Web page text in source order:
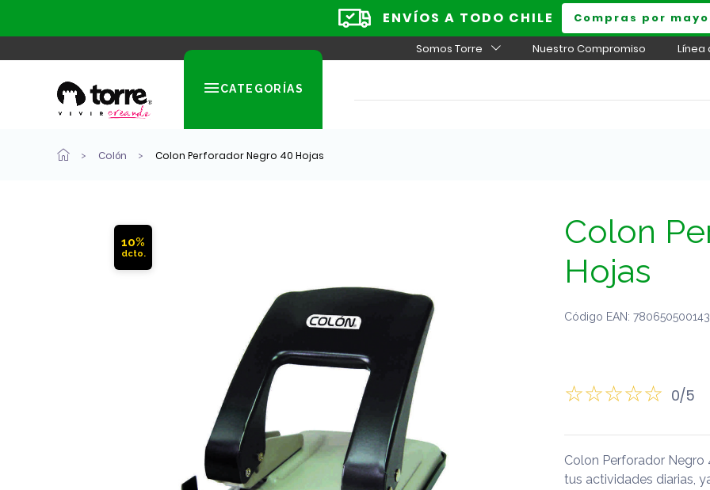
ENVÍOS A TODO CHILE Compras por
Somos Torre Nuestro Compromiso Línea
CATEGORÍAS
Colón Colon Perforador Negro 40 Hojas
10%
Colon
Hojas
Código EAN:
0/5
Colon Perforador
tus actividades diarias,